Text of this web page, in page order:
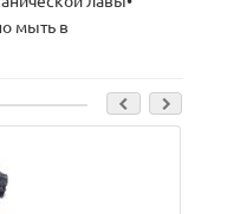
мыть в